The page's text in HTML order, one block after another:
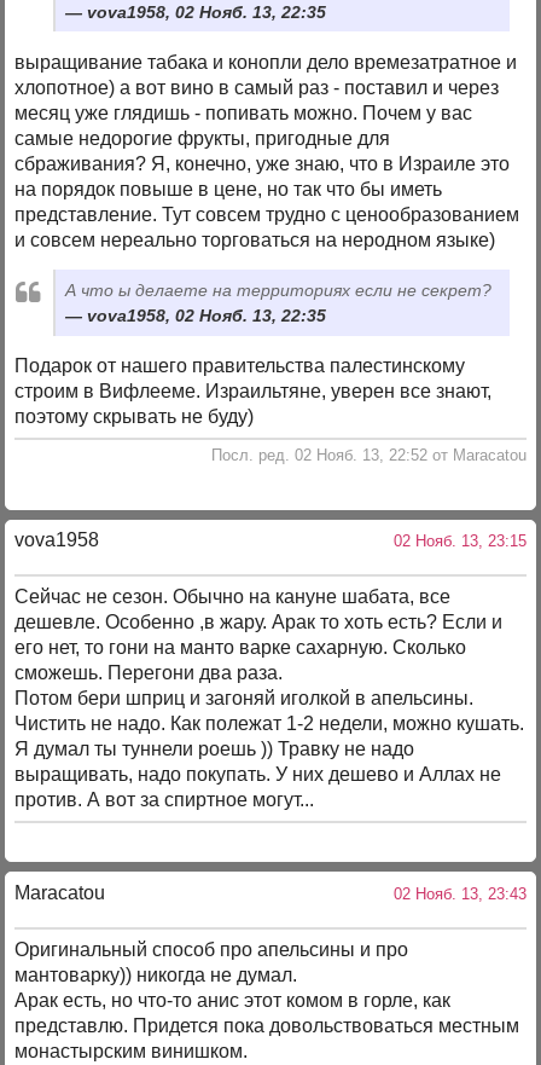
vova1958, 02 Нояб. 13, 22:35
выращивание табака и конопли дело времезатратное и
хлопотное) а вот вино в самый раз - поставил и через
месяц уже глядишь - попивать можно. Почем у вас
самые недорогие фрукты, пригодные для
сбраживания? Я, конечно, уже знаю, что в Израиле это
на порядок повыше в цене, но так что бы иметь
представление. Тут совсем трудно с ценообразованием
и совсем нереально торговаться на неродном языке)
А что ы делаете на территориях если не секрет?
vova1958, 02 Нояб. 13, 22:35
Подарок от нашего правительства палестинскому
строим в Вифлееме. Израильтяне, уверен все знают,
поэтому скрывать не буду)
Посл. ред. 02 Нояб. 13, 22:52 от Maracatou
vova1958 02 Нояб. 13, 23:15
Сейчас не сезон. Обычно на кануне шабата, все
дешевле. Особенно ,в жару. Арак то хоть есть? Если и
его нет, то гони на манто варке сахарную. Сколько
сможешь. Перегони два раза.
Потом бери шприц и загоняй иголкой в апельсины.
Чистить не надо. Как полежат 1-2 недели, можно кушать.
Я думал ты туннели роешь )) Травку не надо
выращивать, надо покупать. У них дешево и Аллах не
против. А вот за спиртное могут...
Maracatou 02 Нояб. 13, 23:43
Оригинальный способ про апельсины и про
мантоварку)) никогда не думал.
Арак есть, но что-то анис этот комом в горле, как
представлю. Придется пока довольствоваться местным
монастырским винишком.